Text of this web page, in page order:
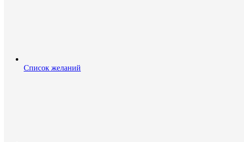
Список желаний